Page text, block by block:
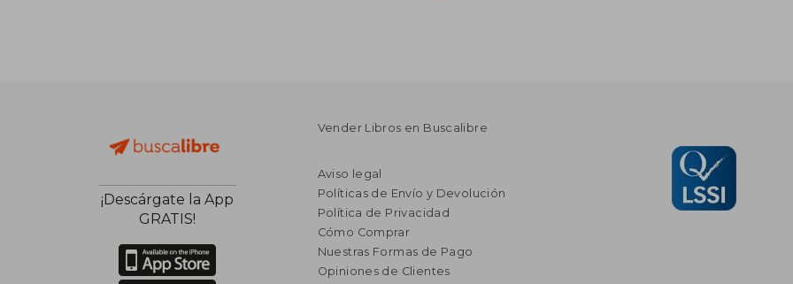
¡Descárgate la App
GRATIS!
Vender Libros en Buscalibre
Aviso legal
Políticas de Envío y Devolución
Política de Privacidad
Cómo Comprar
Nuestras Formas de Pago
Opiniones de Clientes